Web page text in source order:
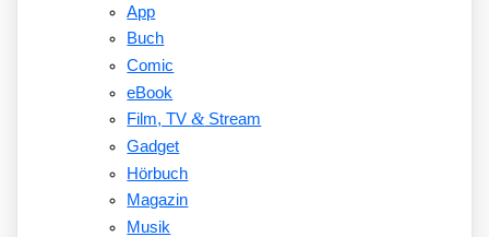
App
Buch
Comic
eBook
Film, TV&Stream
Gadget
Hörbuch
Magazin
Musik